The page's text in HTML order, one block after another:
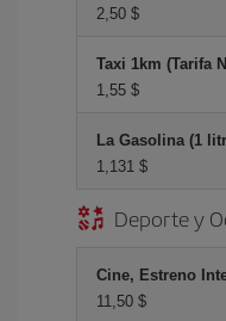
2,50 $
Taxi 1km (Tarifa
1,55 $
La Gasolina (1
1,131 $
Deporte y
Cine, Estreno
11,50 $